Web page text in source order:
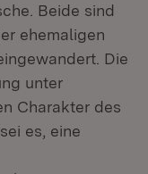
Beide sind
ehemaligen
Die
unter
Charakter des
es, eine